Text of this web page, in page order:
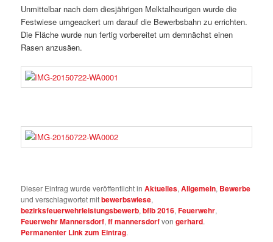
Unmittelbar nach dem diesjährigen Melktalheurigen wurde die
Festwiese umgeackert um darauf die Bewerbsbahn zu errichten.
Die Fläche wurde nun fertig vorbereitet um demnächst einen
Rasen anzusäen.
Dieser Eintrag wurde veröffentlicht inAktuelles,Allgemein, Bewerbe
und verschlagwortet mitbewerbswiese,
bezirksfeuerwehrleistungsbewerb,bflb 2016,Feuerwehr,
Feuerwehr Mannersdorf,ff mannersdorfvongerhard.
Permanenter Link zum Eintrag.